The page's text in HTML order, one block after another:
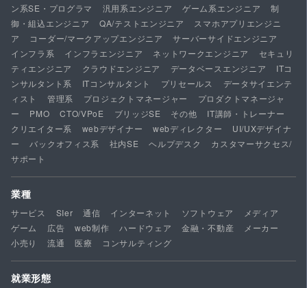
ン系SE・プログラマ
汎用系エンジニア ゲーム系エンジニア
制
御・組込エンジニア
QA/テストエンジニア
スマホアプリエンジニ
ア
コーダー/マークアップエンジニア
サーバーサイドエンジニア
インフラ系
インフラエンジニア ネットワークエンジニア
セキュリ
ティエンジニア
クラウドエンジニア データベースエンジニア
ITコ
ンサルタント系
ITコンサルタント プリセールス
データサイエンテ
ィスト
管理系 プロジェクトマネージャー
プロダクトマネージャ
ー
PMO CTO/VPoE ブリッジSE その他
IT講師・トレーナー
クリエイター系
webデザイナー webディレクター
UI/UXデザイナ
ー
バックオフィス系 社内SE ヘルプデスク
カスタマーサクセス/
サポート
業種
サービス SIer 通信 インターネット ソフトウェア
メディア
ゲーム
広告 web制作 ハードウェア 金融・不動産
メーカー
小売り
流通 医療 コンサルティング
就業形態